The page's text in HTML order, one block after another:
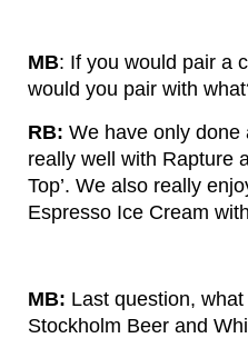
MB: If you would pair a
would you pair with
RB: We have only done
really well with Rapture
Top’. We also really
Espresso Ice Cream
MB: Last question,
Stockholm Beer and